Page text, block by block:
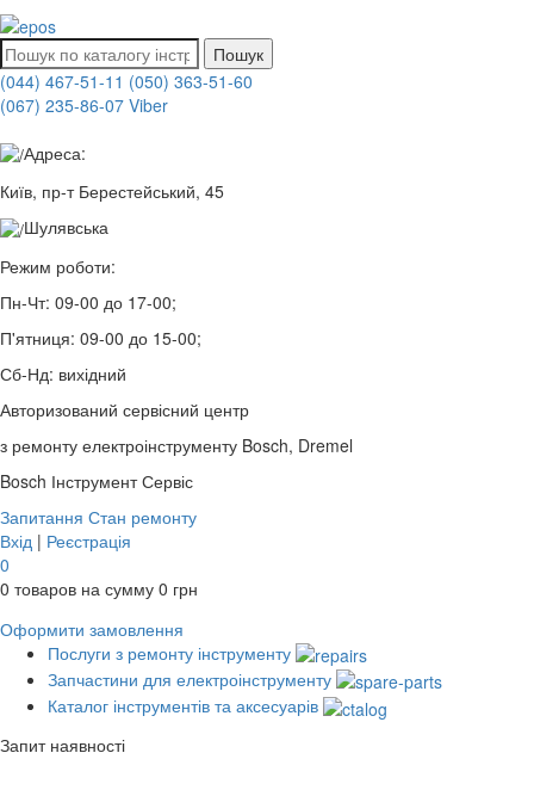
Пошук
(044) 467-51-11 (050) 363-51-60
(067) 235-86-07 Viber
Адреса:
Київ, пр-т Берестейський, 45
Шулявська
Режим роботи:
Пн-Чт: 09-00 до 17-00;
П'ятниця: 09-00 до 15-00;
Сб-Нд: вихідний
Авторизований сервісний центр
з ремонту електроінструменту Bosch, Dremel
Bosch Інструмент Сервіс
Запитання Стан ремонту
Вхід | Реєстрація
0
0 товаров на сумму 0 грн
Оформити замовлення
Послуги з ремонту інструменту
Запчастини для електроінструменту
Каталог інструментів та аксесуарів
Запит наявності